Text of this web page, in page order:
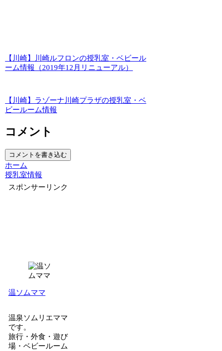
【川崎】川崎ルフロンの授乳室・ベビール
ーム情報（2019年12月リニューアル）
【川崎】ラゾーナ川崎プラザの授乳室・ベ
ビールーム情報
コメント
コメントを書き込む
ホーム
授乳室情報
スポンサーリンク
温ソムママ
温泉ソムリエママ
です。
旅行・外食・遊び
場・ベビールーム